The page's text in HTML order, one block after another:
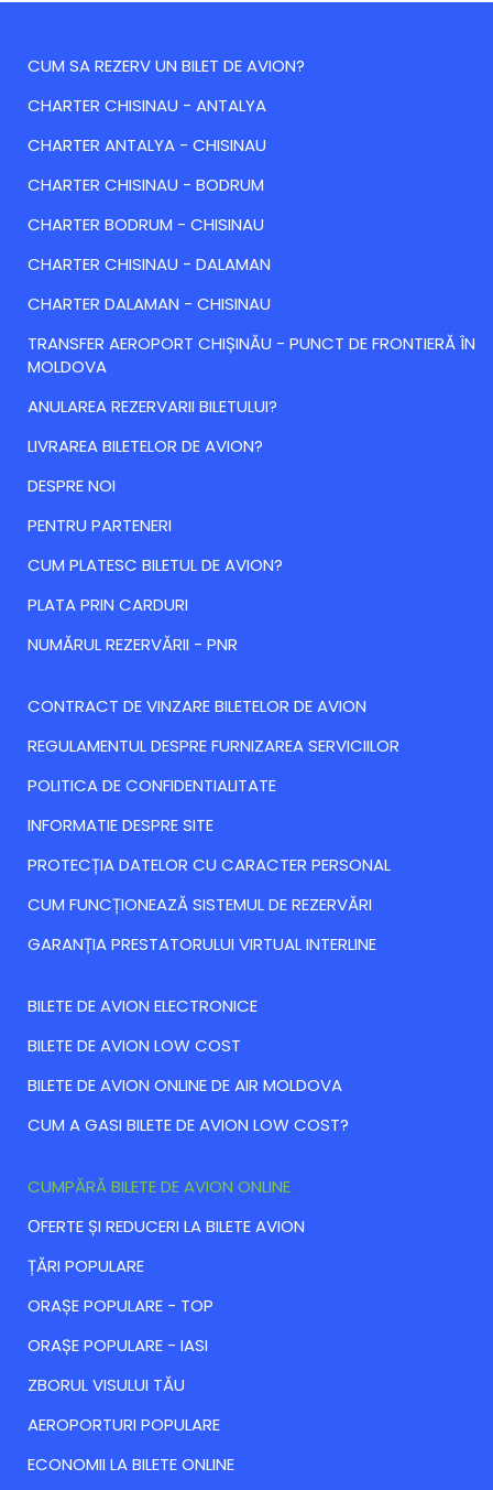
CUM SA REZERV UN BILET DE AVION?
CHARTER CHISINAU - ANTALYA
CHARTER ANTALYA - CHISINAU
CHARTER CHISINAU - BODRUM
CHARTER BODRUM - CHISINAU
CHARTER CHISINAU - DALAMAN
CHARTER DALAMAN - CHISINAU
TRANSFER AEROPORT CHIȘINĂU - PUNCT DE FRONTIERĂ ÎN
MOLDOVA
ANULAREA REZERVARII BILETULUI?
LIVRAREA BILETELOR DE AVION?
DESPRE NOI
PENTRU PARTENERI
CUM PLATESC BILETUL DE AVION?
PLATA PRIN CARDURI
NUMĂRUL REZERVĂRII - PNR
CONTRACT DE VINZARE BILETELOR DE AVION
REGULAMENTUL DESPRE FURNIZAREA SERVICIILOR
POLITICA DE CONFIDENTIALITATE
INFORMATIE DESPRE SITE
PROTECȚIA DATELOR CU CARACTER PERSONAL
CUM FUNCȚIONEAZĂ SISTEMUL DE REZERVĂRI
GARANȚIA PRESTATORULUI VIRTUAL INTERLINE
BILETE DE AVION ELECTRONICE
BILETE DE AVION LOW COST
BILETE DE AVION ONLINE DE AIR MOLDOVA
CUM A GASI BILETE DE AVION LOW COST?
CUMPĂRĂ BILETE DE AVION ONLINE
ОFERTE ȘI REDUCERI LA BILETE AVION
ȚĂRI POPULARE
ORAȘE POPULARE - TOP
ORAȘE POPULARE - IASI
ZBORUL VISULUI TĂU
AEROPORTURI POPULARE
ECONOMII LA BILETE ONLINE